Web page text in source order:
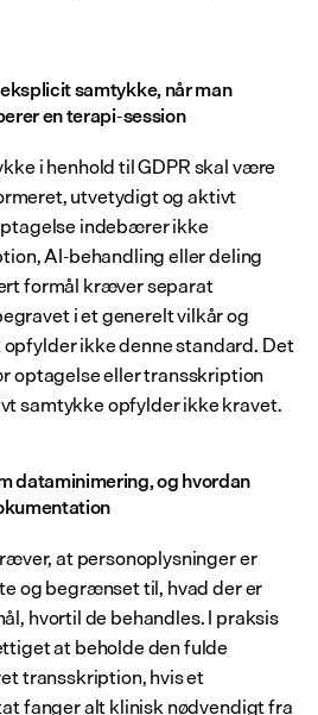
samtykke, når man
en terapi-session
i henhold til GDPR skal være
utvetydigt og aktivt
indebærer ikke
AI-behandling eller deling
formål kræver separat
i et generelt vilkår og
ikke denne standard. Det
optagelse eller transskription
samtykke opfylder ikke kravet.
dataminimering, og hvordan
at personoplysninger er
og begrænset til, hvad der er
hvortil de behandles. I praksis
at beholde den fulde
transskription, hvis et
fanger alt klinisk nødvendigt fra